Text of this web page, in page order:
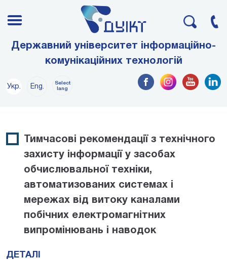
Державний університет інформаційно-
комунікаційних технологій
Укр. Eng.
Select
lang
Тимчасові рекомендації з технічного
захисту інформації у засобах
обчислювальної техніки,
автоматизованих системах і
мережах від витоку каналами
побічних електромагнітних
випромінювань і наводок
ДЕТАЛІ